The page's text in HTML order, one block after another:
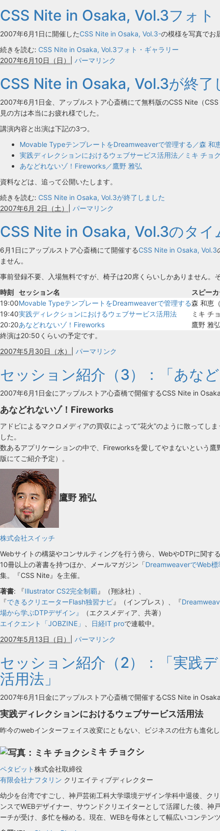
CSS Nite in Osaka, Vol.3フォト
2007年6月1日に開催したCSS Nite in Osaka, Vol.3-の模様を写真でお
続きを読む: CSS Nite in Osaka, Vol.3フォト・ギャラリー
2007年6月10日（日）
パーマリンク
CSS Nite in Osaka, Vol.3が終了
2007年6月1日金、アップルストア心斎橋にて無料版のCSS Nite（
見の方は本当にお疲れ様でした。
講演内容と出演は下記の3つ。
Movable TypeテンプレートをDreamweaverで管理する／森 和
実践ディレクションにおけるウェブサービス活用法／ミキ チョ
あなどれないゾ！Fireworks／鷹野 雅弘
資料などは、追って公開いたします。
続きを読む: CSS Nite in Osaka, Vol.3が終了しました
2007年6月 2日（土）
パーマリンク
CSS Nite in Osaka, Vol.3のタイ
6月1日にアップルストア心斎橋にて開催するCSS Nite in Osaka, Vol.3
ません。
事前登録不要、入場無料ですが、椅子は20席くらいしかありません。
時刻 セッション名
スピー
19:00Movable TypeテンプレートをDreamweaverで管理する森 和恵
19:40実践ディレクションにおけるウェブサービス活用法
ミキ チ
20:20あなどれないゾ！Fireworks
鷹野 雅
終演は20:50くらいの予定です。
2007年5月30日（水）
パーマリンク
セッション紹介（3）：「あな
2007年6月1日金にアップルストア心斎橋で開催するCSS Nite in
あなどれないゾ！Fireworks
アドビによるマクロメディアの買収によって“花火”のように散ってし
した。
数あるアプリケーションの中で、Fireworksを愛してやまないという
版にてご紹介予定）。
鷹野 雅弘
株式会社スイッチ
Webサイトの構築やコンサルティングを行う傍ら、WebやDTPに関す
10冊以上の著書を持つほか、メールマガジン「DreamweaverでWeb標
集。『CSS Nite』を主催。
著書: 『Illustrator CS2完全制覇』（翔泳社）、
『できるクリエーターFlash独習ナビ』（インプレス）、『
場から学ぶDTPデザイン』
（エクスメディア、共著）
エイクエント「JOBZINE」
日経IT proで連載中。
2007年5月13日（日）
パーマリンク
セッション紹介（2）：「実践
活用法」
2007年6月1日金にアップルストア心斎橋で開催するCSS Nite in
実践ディレクションにおけるウェブサービス活用法
昨今のwebインターフェイス改変にともない、ビジネスの仕方も進化
ミキ チョクシ
ペタビット株式会社取締役
有限会社ナフタリン クリエイティブディレクター
幼少を台湾ですごし、神戸芸術工科大学環境デザイン学科中退後、ク
ンスでWEBデザイナー、サウンドクリエイターとして活躍した後、
ーチが受け、多忙を極める。現在、WEBを母体として幅広いコンテン